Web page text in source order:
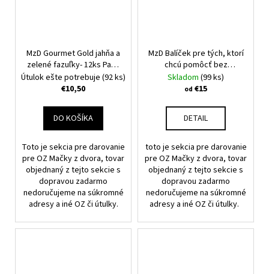
MzD Gourmet Gold jahňa a
zelené fazuľky- 12ks Pack
12x85gNakupujete pre OZ
Mačky z dvora.
Útulok ešte potrebuje (92 ks)
€10,50
DO KOŠÍKA
Toto je sekcia pre darovanie
pre OZ Mačky z dvora, tovar
objednaný z tejto sekcie s
dopravou zadarmo
nedoručujeme na súkromné
adresy a iné OZ či útulky.
MzD Balíček pre tých, ktorí
chcú pomôcť bez
rozhodovania.Nakupujete
pre OZ Mačky z dvora.
Skladom (99 ks)
od €15
DETAIL
toto je sekcia pre darovanie
pre OZ Mačky z dvora, tovar
objednaný z tejto sekcie s
dopravou zadarmo
nedoručujeme na súkromné
adresy a iné OZ či útulky.